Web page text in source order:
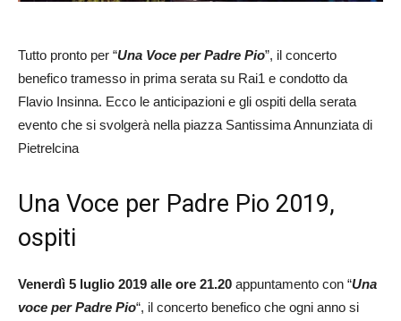
Tutto pronto per “Una Voce per Padre Pio”, il concerto
benefico tramesso in prima serata su Rai1 e condotto da
Flavio Insinna. Ecco le anticipazioni e gli ospiti della serata
evento che si svolgerà nella piazza Santissima Annunziata di
Pietrelcina
Una Voce per Padre Pio 2019,
ospiti
Venerdì 5 luglio 2019 alle ore 21.20 appuntamento con “Una
voce per Padre Pio“, il concerto benefico che ogni anno si